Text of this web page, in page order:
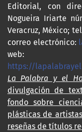
Editorial, con
Nogueira Iriarte
Veracruz, México;
correo electrónico:
web:
https://
La Palabra y el
divulgación de
fondo sobre
plásticas de
reseñas de títulos